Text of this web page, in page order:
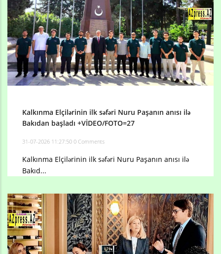
Kalkınma Elçilərinin ilk səfəri Nuru Paşanın anısı ilə
Bakıdan başladı +VİDEO/FOTO=27
31-07-2026 11:27:50 0 Comments
Kalkınma Elçilərinin ilk səfəri Nuru Paşanın anısı ilə
Bakıd...